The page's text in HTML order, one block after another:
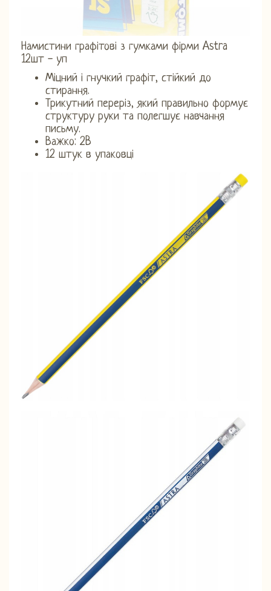
Намистини графітові з гумками фірми Astra
12шт - уп
Міцний і гнучкий графіт, стійкий до
стирання.
Трикутний переріз, який правильно формує
структуру руки та полегшує навчання
письму.
Важко: 2B
12 штук в упаковці